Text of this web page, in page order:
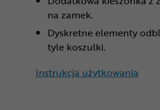
na zamek.
Dyskretne elementy
tyle koszulki.
Instrukcja użytkowania